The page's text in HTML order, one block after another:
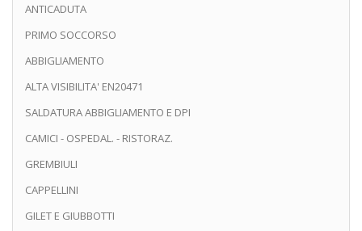
ANTICADUTA
PRIMO SOCCORSO
ABBIGLIAMENTO
ALTA VISIBILITA' EN20471
SALDATURA ABBIGLIAMENTO E DPI
CAMICI - OSPEDAL. - RISTORAZ.
GREMBIULI
CAPPELLINI
GILET E GIUBBOTTI